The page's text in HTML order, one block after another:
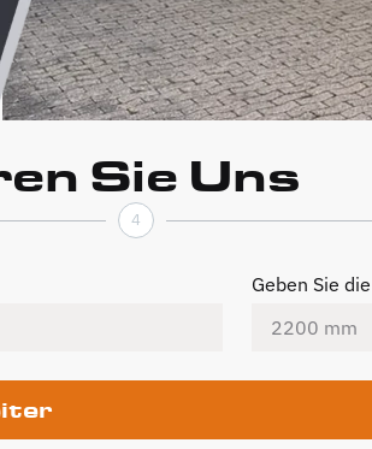
Sie Uns
4
Geben Sie